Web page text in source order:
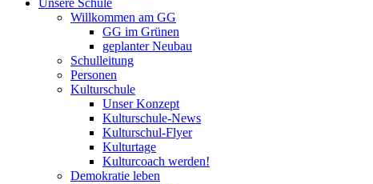
Willkommen am GG
GG im Grünen
geplanter Neubau
Schulleitung
Personen
Kulturschule
Unser Konzept
Kulturschule-News
Kulturschul-Flyer
Kulturtage
Kulturcoach werden!
Demokratie leben